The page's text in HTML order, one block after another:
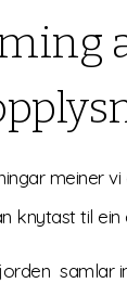
meiner
knytast til ein
samlar